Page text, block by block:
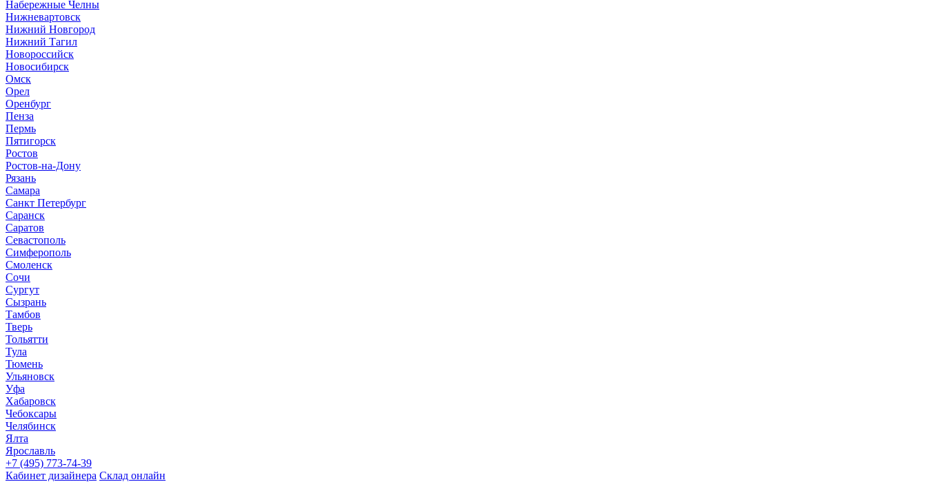
Набережные Челны
Нижневартовск
Нижний Новгород
Нижний Тагил
Новороссийск
Новосибирск
Омск
Орел
Оренбург
Пенза
Пермь
Пятигорск
Ростов
Ростов-на-Дону
Рязань
Самара
Санкт Петербург
Саранск
Саратов
Севастополь
Симферополь
Смоленск
Сочи
Сургут
Сызрань
Тамбов
Тверь
Тольятти
Тула
Тюмень
Ульяновск
Уфа
Хабаровск
Чебоксары
Челябинск
Ялта
Ярославль
+7 (495) 773-74-39
Кабинет дизайнера Склад онлайн